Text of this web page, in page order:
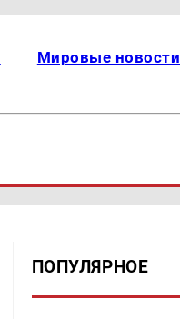
Мировые новости
ПОПУЛЯРНОЕ